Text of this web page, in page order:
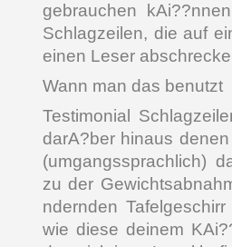
gebrauchen
Schlagzeilen, die auf
einen Leser
Wann man das benutzt
Testimonial
darA?ber hinaus
(umgangssprachlich)
zu der
ndernden
wie diese deinem